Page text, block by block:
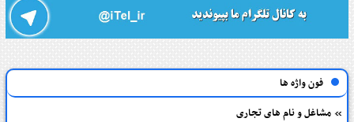
فون واژه ها
مشاغل و نام های تجاری